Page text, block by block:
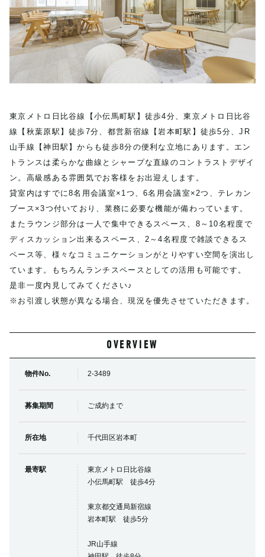
東京メトロ日比谷線【小伝馬町駅】徒歩4分、東京メトロ日比谷
線【秋葉原駅】徒歩7分、都営新宿線【岩本町駅】徒歩5分、JR
山手線【神田駅】からも徒歩8分の便利な立地にあります。エン
トランスは柔らかな曲線とシャープな直線のコントラストデザイ
ン。高級感ある雰囲気でお客様をお出迎えします。
貸室内はすでに8名用会議室×1つ、6名用会議室×2つ、テレカン
ブース×3つ付いており、業務に必要な機能が備わっています。
またラウンジ部分は一人で集中できるスペース、8～10名程度で
ディスカッション出来るスペース、2～4名程度で雑談できるス
ペース等、様々なコミュニケーションがとりやすい空間を演出し
ています。もちろんランチスペースとしての活用も可能です。
是非一度内見してみてください♪
※お引渡し状態が異なる場合、現況を優先させていただきます。
OVERVIEW
物件No. 2-3489
募集期間 ご成約まで
所在地 千代田区岩本町
最寄駅
東京メトロ日比谷線
小伝馬町駅 徒歩4分
東京都交通局新宿線
岩本町駅 徒歩5分
JR山手線